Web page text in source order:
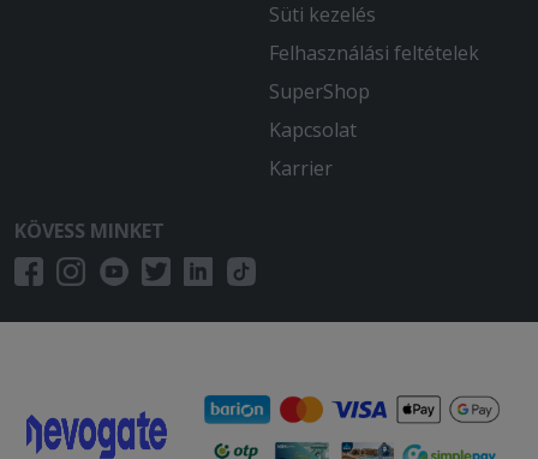
Süti kezelés
Felhasználási feltételek
SuperShop
Kapcsolat
Karrier
KÖVESS MINKET